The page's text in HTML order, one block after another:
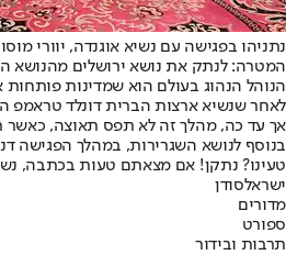
נתניהו בפגישה עם נשיא אוגנדה, יוורי
המטרה: לנתק את נושא ירושלים מהנושא
הנוהל הנהוג בעולם הוא שמדינות
לאחר שנשיא ארצות הברית דונלד טראמפ הודיע כי
אך עד כה, מהלך זה לא תפס תאוצה, כאשר
בנוסף לנושא השגרירות, במהלך הפגישה
טעינו? נתקן! אם מצאתם טעות בכתבה,
ישראלסודן
מדורים
ספורט
תרבות ובידור